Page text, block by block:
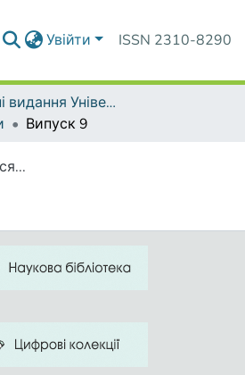
Увійти ISSN 2310-8290
Серіальні видання Університету
Випуск 9